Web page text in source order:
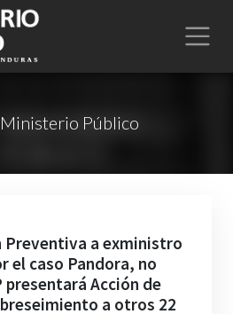
Público
Preventiva a exministro
el caso Pandora, no
Acción de
a otros 22